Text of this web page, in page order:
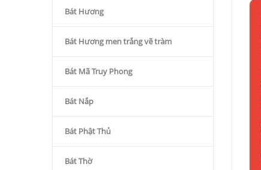
Bát Hương
Bát Hương men trắng vẽ tràm
Bát Mã Truy Phong
Bát Nắp
Bát Phật Thủ
Bát Thờ